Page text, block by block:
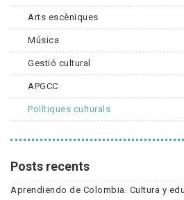
Arts escèniques
Música
Gestió cultural
APGCC
Polítiques culturals
Posts recents
Aprendiendo de Colombia. Cultura y